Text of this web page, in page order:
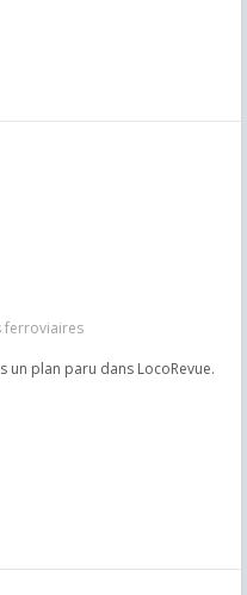
ferroviaires
plan paru dans LocoRevue.